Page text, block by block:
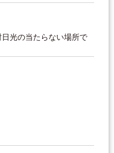
光の当たらない場所で